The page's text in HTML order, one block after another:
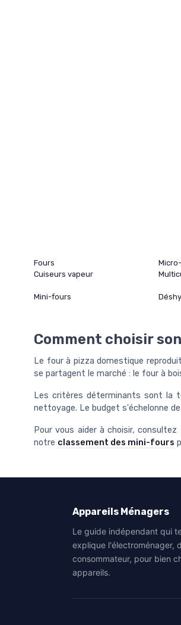
Fours
Cuiseurs vapeur
Mini-fours
Comment choisir
Le four à pizza domestique
se partagent le marché : le four à
Les critères déterminants sont la
nettoyage. Le budget s'échelonne
Pour vous aider à choisir, consultez
notre classement des mini-fours
Appareils Ménagers
Le guide indépendant qui
explique l'électroménager,
consommateur, pour bien
appareils.